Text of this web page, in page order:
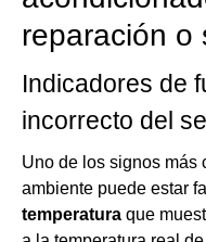
reparación o
Indicadores de
incorrecto del
Uno de los signos más
ambiente puede estar
temperatura que